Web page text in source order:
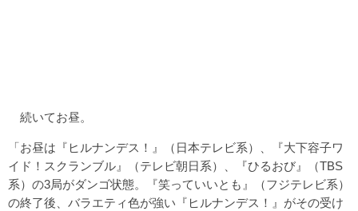
続いてお昼。
「お昼は『ヒルナンデス！』（日本テレビ系）、『大下容子ワ
イド！スクランブル』（テレビ朝日系）、『ひるおび』（TBS
系）の3局がダンゴ状態。『笑っていいとも』（フジテレビ系）
の終了後、バラエティ色が強い『ヒルナンデス！』がその受け